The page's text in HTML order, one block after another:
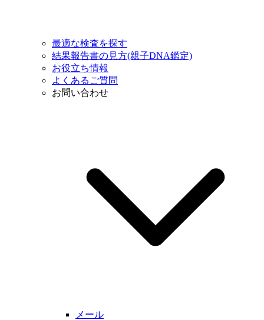
最適な検査を探す
結果報告書の見方(親子DNA鑑定)
お役立ち情報
よくあるご質問
お問い合わせ
メール